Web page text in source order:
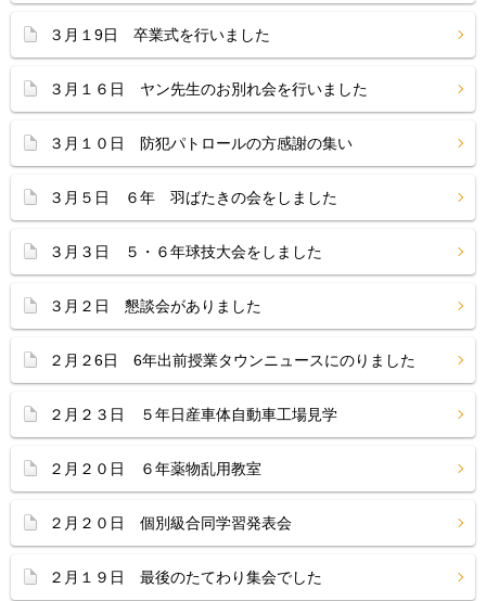
３月１9日 卒業式を行いました
３月１６日 ヤン先生のお別れ会を行いました
３月１０日 防犯パトロールの方感謝の集い
３月５日 ６年 羽ばたきの会をしました
３月３日 ５・６年球技大会をしました
３月２日 懇談会がありました
２月２6日 6年出前授業タウンニュースにのりました
２月２３日 ５年日産車体自動車工場見学
２月２０日 ６年薬物乱用教室
２月２０日 個別級合同学習発表会
２月１９日 最後のたてわり集会でした